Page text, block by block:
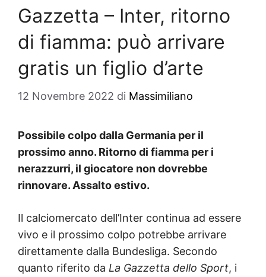
Gazzetta – Inter, ritorno
di fiamma: può arrivare
gratis un figlio d’arte
12 Novembre 2022 di Massimiliano
Possibile colpo dalla Germania per il
prossimo anno. Ritorno di fiamma per i
nerazzurri, il giocatore non dovrebbe
rinnovare. Assalto estivo.
Il calciomercato dell’Inter continua ad essere
vivo e il prossimo colpo potrebbe arrivare
direttamente dalla Bundesliga. Secondo
quanto riferito da La Gazzetta dello Sport, i